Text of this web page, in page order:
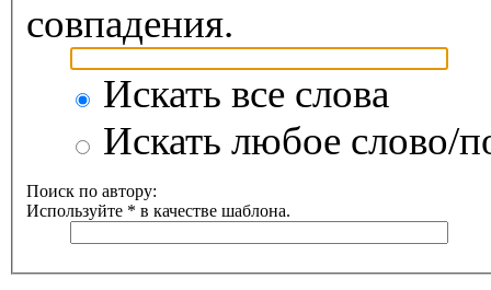
совпадения.
Искать все слова
Искать любое слово/
Поиск по автору:
Используйте * в качестве шаблона.